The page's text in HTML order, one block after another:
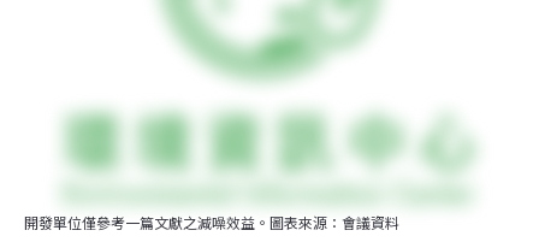
開發單位僅參考一篇文獻之減噪效益。圖表來源：會議資料